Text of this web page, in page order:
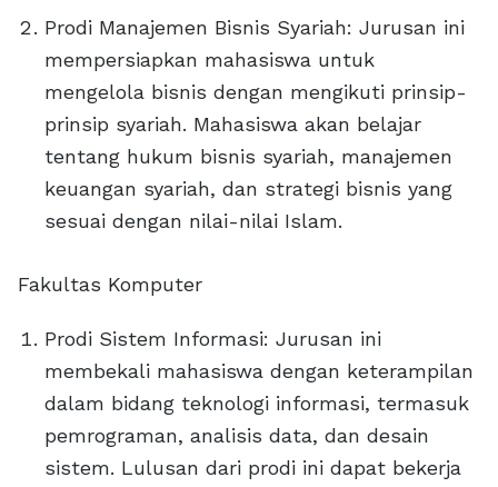
Prodi Manajemen Bisnis Syariah: Jurusan ini
mempersiapkan mahasiswa untuk
mengelola bisnis dengan mengikuti prinsip-
prinsip syariah. Mahasiswa akan belajar
tentang hukum bisnis syariah, manajemen
keuangan syariah, dan strategi bisnis yang
sesuai dengan nilai-nilai Islam.
Fakultas Komputer
Prodi Sistem Informasi: Jurusan ini
membekali mahasiswa dengan keterampilan
dalam bidang teknologi informasi, termasuk
pemrograman, analisis data, dan desain
sistem. Lulusan dari prodi ini dapat bekerja